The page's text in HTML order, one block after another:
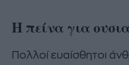
Η πείνα για
Πολλοί ευαίσθητοι